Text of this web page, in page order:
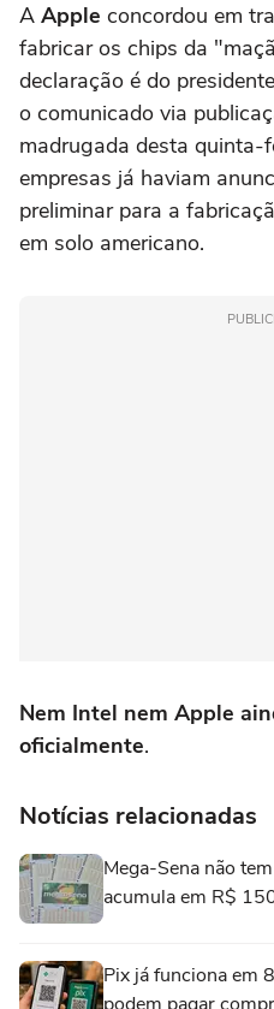
A Apple concordou em
fabricar os chips da
declaração é do presidente
o comunicado via
madrugada desta quinta-
empresas já haviam
preliminar para a
em solo americano.
Nem Intel nem Apple
oficialmente.
Notícias relacionadas
Mega-Sena não
acumula em R$
Pix já funciona em